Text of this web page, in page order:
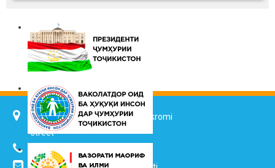
734025, Dushanbe city, 7 Jalol Ikromi
street
(+992 37) 2217352